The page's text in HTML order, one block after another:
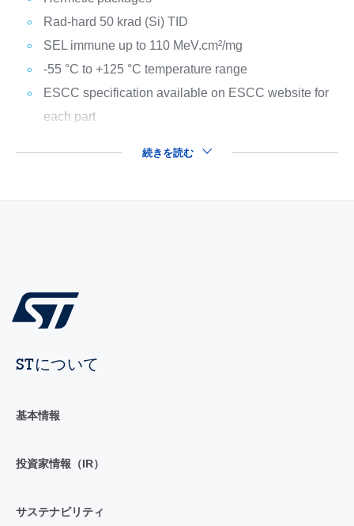
Rad-hard 50 krad (Si) TID
SEL immune up to 110 MeV.cm²/mg
-55 °C to +125 °C temperature range
ESCC specification available on ESCC website for
each part
続きを読む
STについて
基本情報
投資家情報（IR）
サステナビリティ